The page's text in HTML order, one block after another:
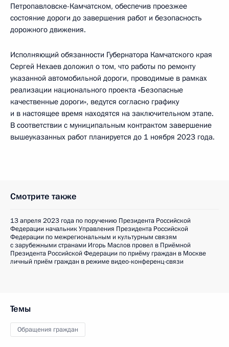
Петропавловске-Камчатском, обеспечив проезжее
состояние дороги до завершения работ и безопасность
дорожного движения.
Исполняющий обязанности Губернатора Камчатского края
Сергей Нехаев доложил о том, что работы по ремонту
указанной автомобильной дороги, проводимые в рамках
реализации национального проекта «Безопасные
качественные дороги», ведутся согласно графику
и в настоящее время находятся на заключительном этапе.
В соответствии с муниципальным контрактом завершение
вышеуказанных работ планируется до 1 ноября 2023 года.
Смотрите также
13 апреля 2023 года по поручению Президента Российской
Федерации начальник Управления Президента Российской
Федерации по межрегиональным и культурным связям
с зарубежными странами Игорь Маслов провел в Приёмной
Президента Российской Федерации по приёму граждан в Москве
личный приём граждан в режиме видео-конференц-связи
Темы
Обращения граждан